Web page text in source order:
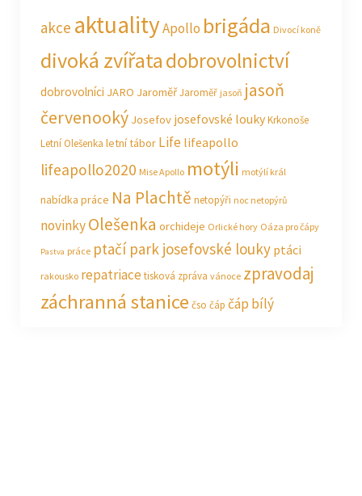
akce aktualityApollo brigáda Divocí koně
divoká zvířatadobrovolnictví
dobrovolníci JARO JaroměřJaroměř jasoň jasoň
červenooký Josefov josefovské loukyKrkonoše
Letní Olešenka letní tábor Life lifeapollo
lifeapollo2020 Mise Apollo motýli motýlí král
nabídka práce Na Plachtě netopýři noc netopýrů
novinkyOlešenka orchideje Orlické hory Oáza pro čápy
Pastva práce ptačí park josefovské louky ptáci
rakousko repatriacetisková zpráva vánoce zpravodaj
záchranná stanice čso čáp čáp bílý